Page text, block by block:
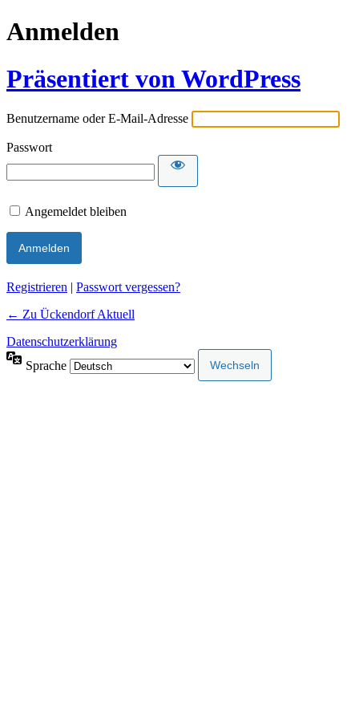
Anmelden
Präsentiert von WordPress
Benutzername oder E-Mail-Adresse
Passwort
Angemeldet bleiben
Alternative:
Registrieren | Passwort vergessen?
← Zu Ückendorf Aktuell
Datenschutzerklärung
Sprache